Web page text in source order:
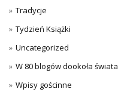
Tradycje
Tydzień Książki
Uncategorized
W 80 blogów dookoła świata
Wpisy gościnne